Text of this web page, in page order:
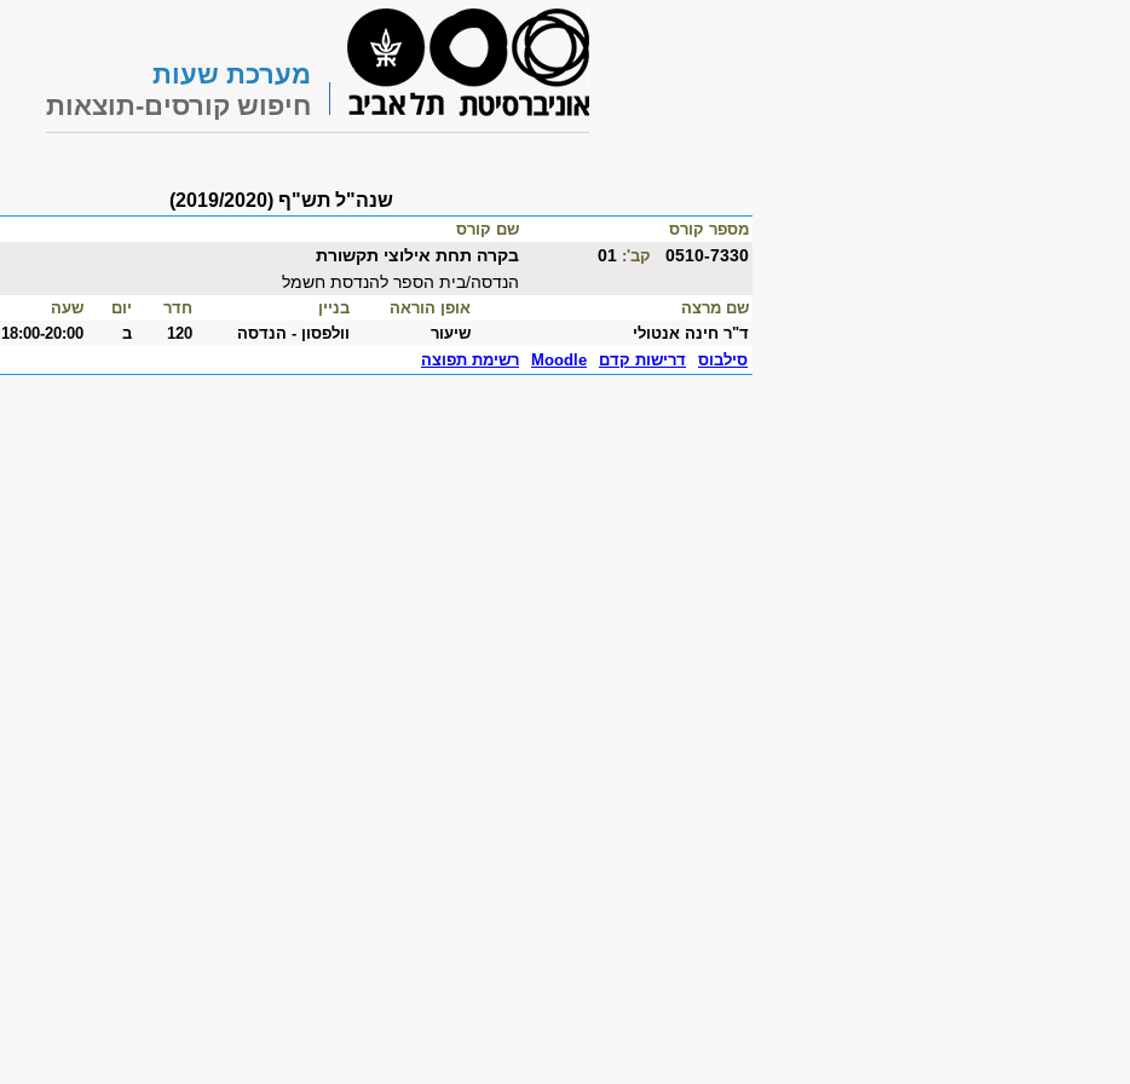
מערכת שעות
חיפוש קורסים-תוצאות
שנה"ל תש"ף (2019/2020)
מספר קורס שם קורס
0510-7330 קב':
בקרה תחת אילוצי תקשורת
הנדסה/בית הספר להנדסת חשמל
שם מרצה אופן הוראה בניין חדר יום שעה
ד"ר חינה אנטולי
שיעור וולפסון - הנדסה 120 ב 18:00-20:00
סילבוס
דרישות קדם Moodle רשימת תפוצה